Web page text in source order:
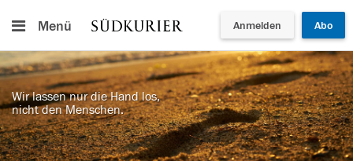
Menü Anmelden Abo
Wir lassen nur die Hand los,
nicht den Menschen.